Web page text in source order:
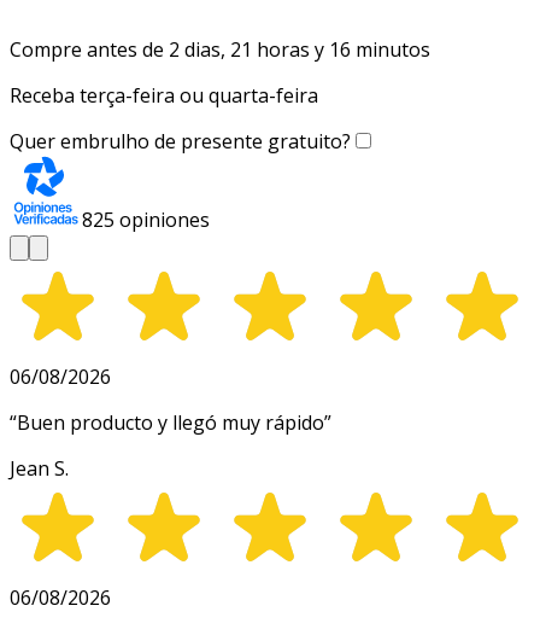
Compre antes de 2 dias, 21 horas y 16 minutos
Receba terça-feira ou quarta-feira
Quer embrulho de presente gratuito?
825 opiniones
06/08/2026
“Buen producto y llegó muy rápido”
Jean S.
06/08/2026